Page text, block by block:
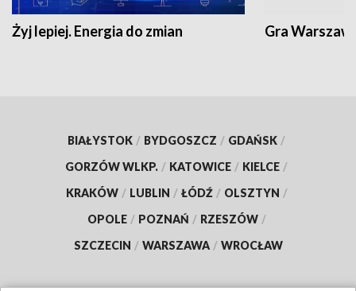
Żyj lepiej. Energia do zmian Gra
BIAŁYSTOK / BYDGOSZCZ / GDAŃSK /
GORZÓW WLKP. / KATOWICE / KIELCE /
KRAKÓW / LUBLIN / ŁÓDŹ / OLSZTYN /
OPOLE / POZNAŃ / RZESZÓW /
SZCZECIN / WARSZAWA / WROCŁAW